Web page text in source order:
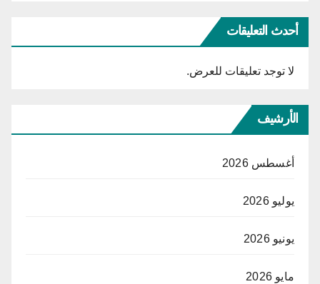
أحدث التعليقات
لا توجد تعليقات للعرض.
الأرشيف
أغسطس 2026
يوليو 2026
يونيو 2026
مايو 2026